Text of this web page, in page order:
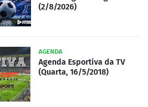
(2/8/2026)
AGENDA
Agenda Esportiva da TV
(Quarta, 16/5/2018)